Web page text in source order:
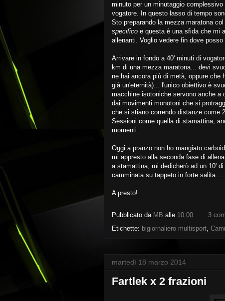
minuto per un minutaggio
vogatore. In questo lasso di tempo
Sto preparando la mezza maratona
specifico e questa è una sfida che mi
allenanti. Voglio vedere fin dove
Arrivare in fondo a 40' minuti di
km di una mezza maratona... devi
ne hai ancora più di metà, oppure che
già un'eternità)... l'unico obiettivo è
macchine isotoniche servono anche a
dai movimenti monotoni che si
che si stiano correndo distanze come
Sessioni come quella di stamattina,
momenti...
Oggi a pranzo non ho mangiato
mi appresto alla seconda fase di
a stamattina, mi dedicherò ad un 10'
camminata su tappeto in forte salita...
A presto!
Pubblicato da MB alle 10:00
3
Etichette: bigiornaliero multisport,
martedì 18 marzo 2014
Fartlek x 2 frazioni